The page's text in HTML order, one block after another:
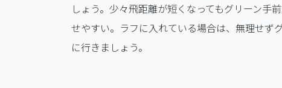
しょう。少々飛距離が短くなってもグリーン手
せやすい。ラフに入れている場合は、無理せず
に行きましょう。